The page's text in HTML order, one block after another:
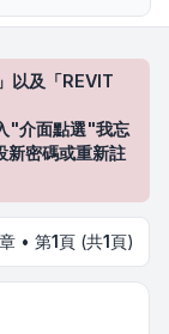
以及「REVIT
"介面點選"我忘
新密碼或重新註
• 第1頁 (共1頁)